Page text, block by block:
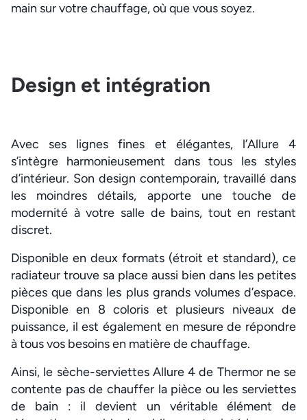
main sur votre chauffage, où que vous soyez.
Design et intégration
Avec ses lignes fines et élégantes, l’Allure 4
s’intègre harmonieusement dans tous les styles
d’intérieur. Son design contemporain, travaillé dans
les moindres détails, apporte une touche de
modernité à votre salle de bains, tout en restant
discret.
Disponible en deux formats (étroit et standard), ce
radiateur trouve sa place aussi bien dans les petites
pièces que dans les plus grands volumes d’espace.
Disponible en 8 coloris et plusieurs niveaux de
puissance, il est également en mesure de répondre
à tous vos besoins en matière de chauffage.
Ainsi, le sèche-serviettes Allure 4 de Thermor ne se
contente pas de chauffer la pièce ou les serviettes
de bain : il devient un véritable élément de